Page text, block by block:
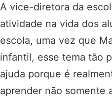
A vice-diretora da
atividade na vida dos
escola, uma vez que
infantil, esse tema tão
ajuda porque é
aprender não somente